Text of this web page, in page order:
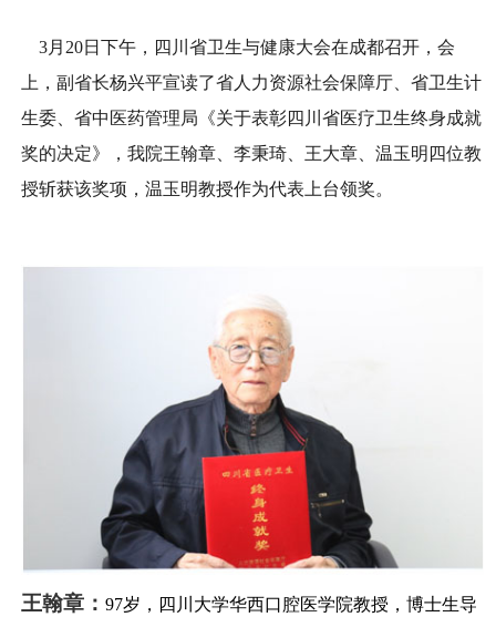
3月20日下午，四川省卫生与健康大会在成都召开，会
上，副省长杨兴平宣读了省人力资源社会保障厅、省卫生计
生委、省中医药管理局《关于表彰四川省医疗卫生终身成就
奖的决定》，我院王翰章、李秉琦、王大章、温玉明四位教
授斩获该奖项，温玉明教授作为代表上台领奖。
王翰章：97岁，四川大学华西口腔医学院教授，博士生导